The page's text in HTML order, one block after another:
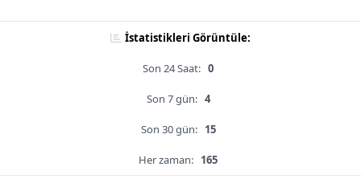
İstatistikleri Görüntüle:
Son 24 Saat: 0
Son 7 gün: 4
Son 30 gün: 15
Her zaman: 165